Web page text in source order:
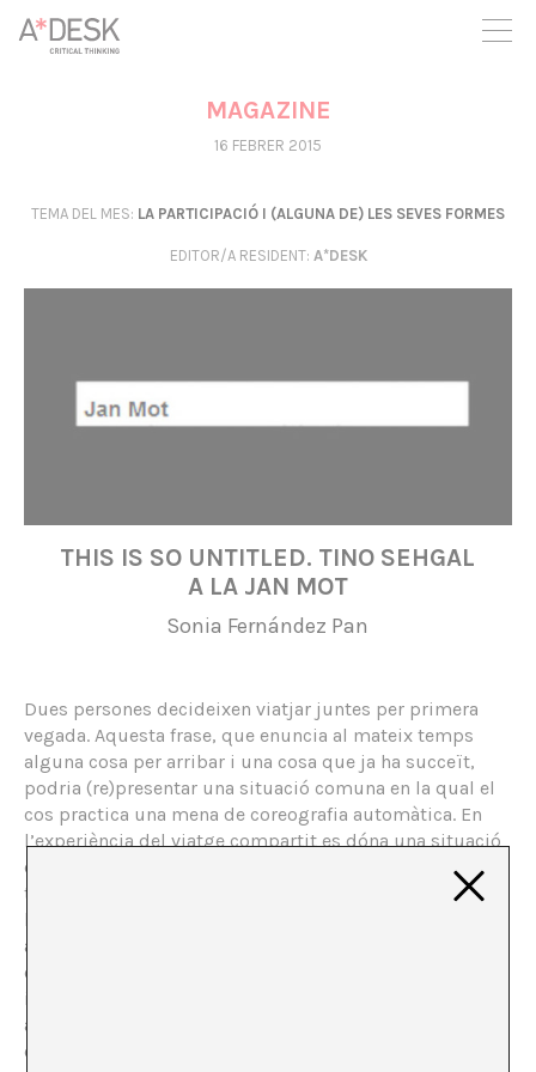
seguim necessitant-te per a poder seguir endavant. Ara pots
participar del projecte i recolzar-lo.
MAGAZINE
16 FEBRER 2015
TEMA DEL MES: LA PARTICIPACIÓ I (ALGUNA DE) LES SEVES FORMES
EDITOR/A RESIDENT: A*DESK
THIS IS SO UNTITLED. TINO SEHGAL
A LA JAN MOT
Sonia Fernández Pan
Dues persones decideixen viatjar juntes per primera
vegada. Aquesta frase, que enuncia al mateix temps
alguna cosa per arribar i una cosa que ja ha succeït,
podria (re)presentar una situació comuna en la qual el
cos practica una mena de coreografia automàtica. En
l’experiència del viatge compartit es dóna una situació
de vincle constant. Dues persones transiten per un
territori diferent a l’habitual i ho fan sense separar-se
l’una de l’altra. Dues persones que són dos cossos que
actuen en sincronia i que, en aquest desplaçament,
construeixen un espai autònom a través d’una
interlocució constant i instintiva. Dos cossos que
actuen un en relació a l’altre i, junts, en relació a un
exterior variable. Un procés de redefinició contínua en el